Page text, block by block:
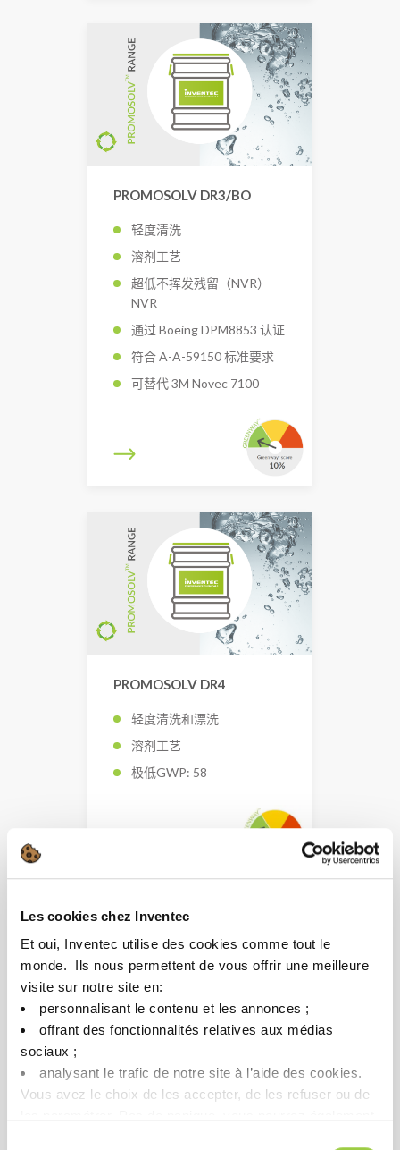
Les cookies chez Inventec
Et oui, Inventec utilise des cookies comme tout le
monde. ​ Ils nous permettent de vous offrir une meilleure
visite sur notre site en:​
personnalisant le contenu et les annonces ;​
offrant des fonctionnalités relatives aux médias
sociaux ; ​
analysant le trafic de notre site à l’aide des cookies.​
Vous avez le choix de les accepter, de les refuser ou de
PROMOSOLV DR3/BO
轻度清洗
溶剂工艺
超低不挥发残留（NVR）
NVR
通过 Boeing DPM8853 认证
符合 A-A-59150 标准要求
可替代 3M Novec 7100
PROMOSOLV DR4
轻度清洗和漂洗
溶剂工艺
极低GWP: 58
3M NOVEC 7100